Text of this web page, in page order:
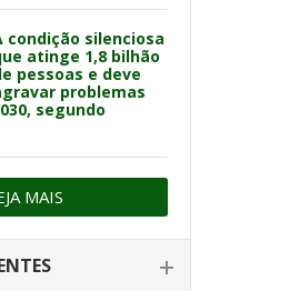
condição silenciosa
atinge 1,8 bilhão
pessoas e deve
problemas
segundo
MAIS